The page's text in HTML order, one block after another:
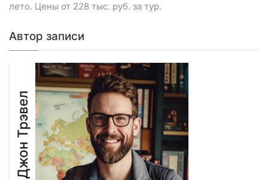
лето. Цены от 228 тыс. руб. за тур.
Автор записи
Джон Трэвел